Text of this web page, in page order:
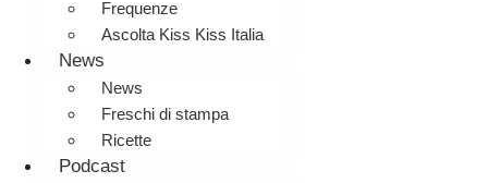
Frequenze
Ascolta Kiss Kiss Italia
News
News
Freschi di stampa
Ricette
Podcast